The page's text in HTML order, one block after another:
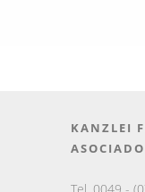
KANZLEI